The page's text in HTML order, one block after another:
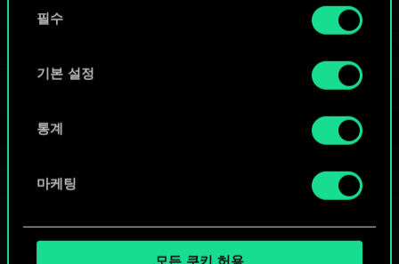
쿠키 사용에 관한 세부 사항이나 관련 설정은 아래의
필수
기본 설정
통계
마케팅